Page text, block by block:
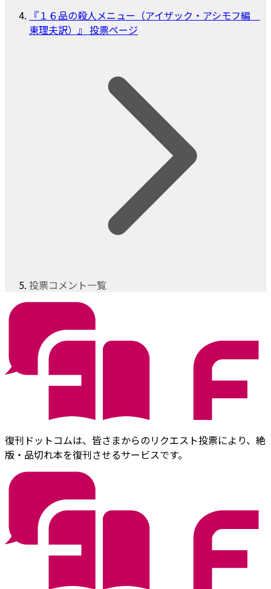
『１６品の殺人メニュー（アイザック・アシモフ編
東理夫訳）』 投票ページ
投票コメント一覧
復刊ドットコムは、皆さまからのリクエスト投票により、絶
版・品切れ本を復刊させるサービスです。